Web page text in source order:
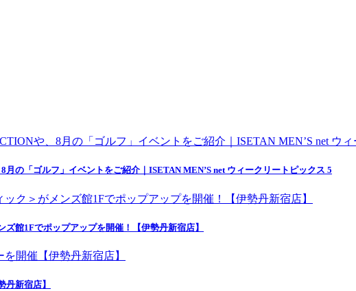
の「ゴルフ」イベントをご紹介｜ISETAN MEN’S net ウィークリートピックス 5
館1Fでポップアップを開催！【伊勢丹新宿店】
新宿店】